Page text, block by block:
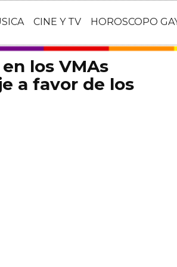
CINE Y TV HOROSCOPO
los VMAs
a favor de los